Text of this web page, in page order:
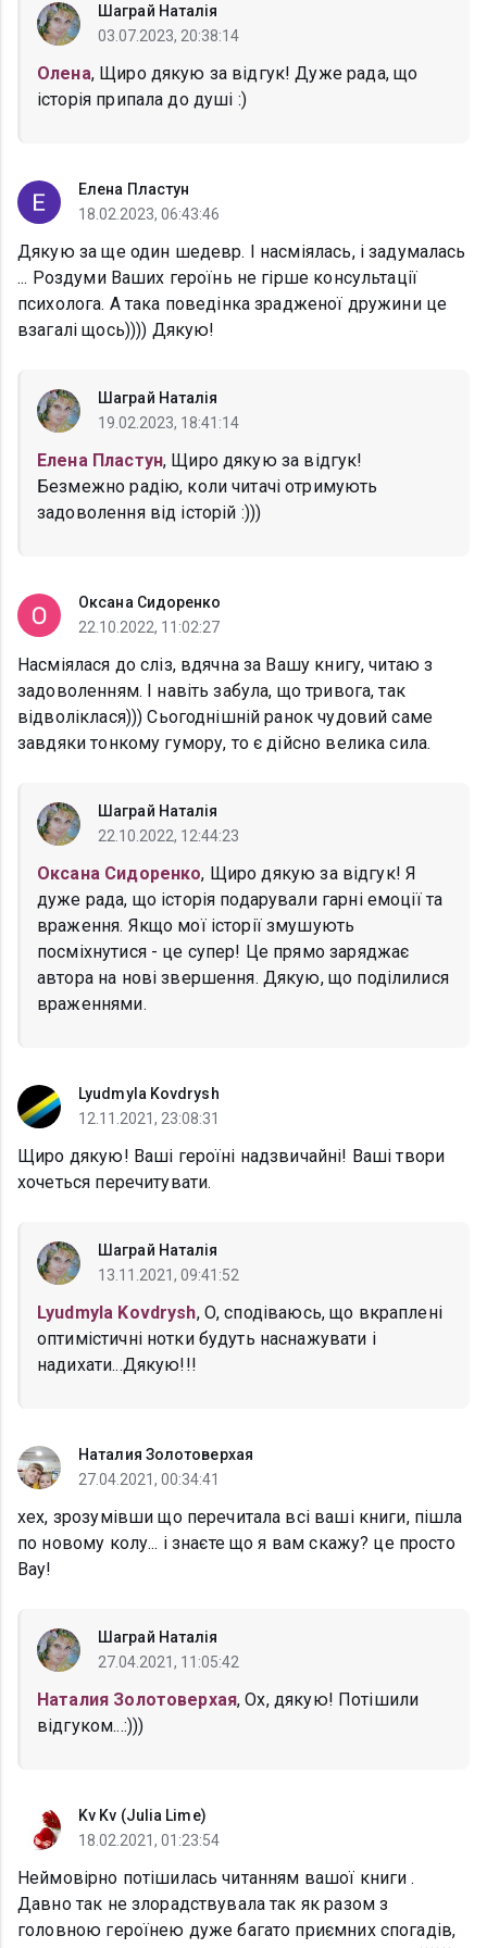
Шаграй Наталія
03.07.2023, 20:38:14
Олена, Щиро дякую за відгук! Дуже рада, що
історія припала до душі :)
Елена Пластун
18.02.2023, 06:43:46
Дякую за ще один шедевр. І насміялась, і задумалась
... Роздуми Ваших героїнь не гірше консультації
психолога. А така поведінка зрадженої дружини це
взагалі щось)))) Дякую!
Шаграй Наталія
19.02.2023, 18:41:14
Елена Пластун, Щиро дякую за відгук!
Безмежно радію, коли читачі отримують
задоволення від історій :)))
Оксана Сидоренко
22.10.2022, 11:02:27
Насміялася до сліз, вдячна за Вашу книгу, читаю з
задоволенням. І навіть забула, що тривога, так
відволіклася))) Сьогоднішній ранок чудовий саме
завдяки тонкому гумору, то є дійсно велика сила.
Шаграй Наталія
22.10.2022, 12:44:23
Оксана Сидоренко, Щиро дякую за відгук! Я
дуже рада, що історія подарували гарні емоції та
враження. Якщо мої історії змушують
посміхнутися - це супер! Це прямо заряджає
автора на нові звершення. Дякую, що поділилися
враженнями.
Lyudmyla Kovdrysh
12.11.2021, 23:08:31
Щиро дякую! Ваші героїні надзвичайні! Ваші твори
хочеться перечитувати.
Шаграй Наталія
13.11.2021, 09:41:52
Lyudmyla Kovdrysh, О, сподіваюсь, що вкраплені
оптимістичні нотки будуть наснажувати і
надихати...Дякую!!!
Наталия Золотоверхая
27.04.2021, 00:34:41
хех, зрозумівши що перечитала всі ваші книги, пішла
по новому колу... і знаєте що я вам скажу? це просто
Вау!
Шаграй Наталія
27.04.2021, 11:05:42
Наталия Золотоверхая, Ох, дякую! Потішили
відгуком...:)))
Kv Kv (Julia Lime)
18.02.2021, 01:23:54
Неймовірно потішилась читанням вашої книги .
Давно так не злорадствувала так як разом з
головною героїнею дуже багато приємних спогадів,